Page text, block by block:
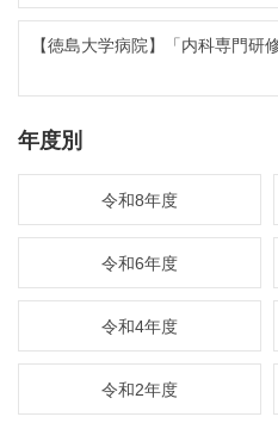
【徳島大学病院】「内科専門研
年度別
令和8年度
令和6年度
令和4年度
令和2年度